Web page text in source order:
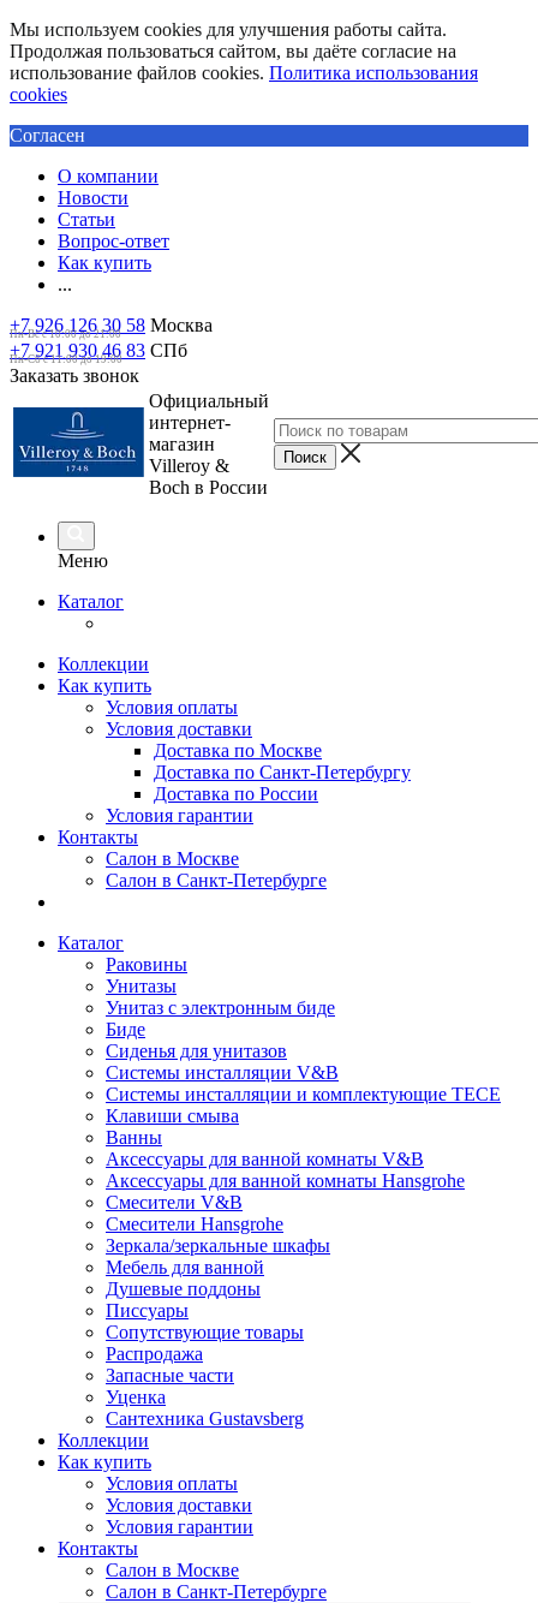
Мы используем cookies для улучшения работы сайта.
Продолжая пользоваться сайтом, вы даёте согласие на
использование файлов cookies. Политика использования
cookies
Согласен
О компании
Новости
Статьи
Вопрос-ответ
Как купить
...
+7 926 126 30 58 Москва
Пн-Вс с 10:00 до 21:00
+7 921 930 46 83 СПб
Пн-Сб c 11:00 до 19:00
Заказать звонок
Официальный
интернет-
магазин
Villeroy &
Boch в России
Меню
Каталог
Коллекции
Как купить
Условия оплаты
Условия доставки
Доставка по Москве
Доставка по Санкт-Петербургу
Доставка по России
Условия гарантии
Контакты
Салон в Москве
Салон в Санкт-Петербурге
Каталог
Раковины
Унитазы
Унитаз с электронным биде
Биде
Сиденья для унитазов
Системы инсталляции V&B
Системы инсталляции и комплектующие TECE
Клавиши смыва
Ванны
Аксессуары для ванной комнаты V&B
Аксессуары для ванной комнаты Hansgrohe
Смесители V&B
Смесители Hansgrohe
Зеркала/зеркальные шкафы
Мебель для ванной
Душевые поддоны
Писсуары
Сопутствующие товары
Распродажа
Запасные части
Уценка
Сантехника Gustavsberg
Коллекции
Как купить
Условия оплаты
Условия доставки
Условия гарантии
Контакты
Салон в Москве
Салон в Санкт-Петербурге